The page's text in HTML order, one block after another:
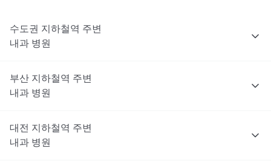
수도권 지하철역 주변
내과 병원
부산 지하철역 주변
내과 병원
대전 지하철역 주변
내과 병원